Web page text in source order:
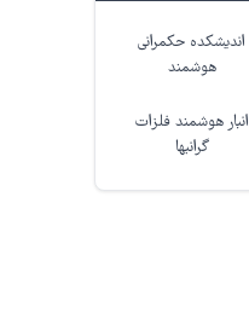
اندیشکده حکمرانی
هوشمند
انبار هوشمند فلزات
گرانبها